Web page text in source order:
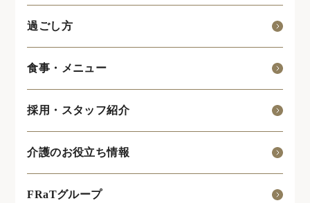
過ごし方
食事・メニュー
採用・スタッフ紹介
介護のお役立ち情報
FRaTグループ